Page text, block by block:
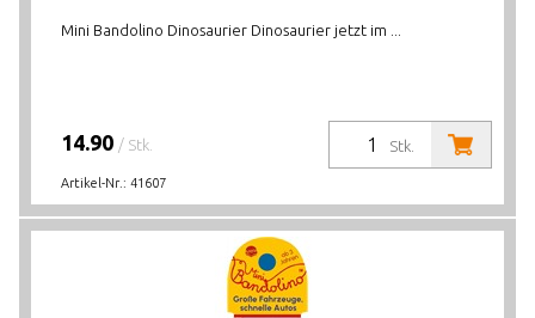
Mini Bandolino Dinosaurier Dinosaurier jetzt im ...
Stk.
14.90 / Stk.
Artikel-Nr.: 41607